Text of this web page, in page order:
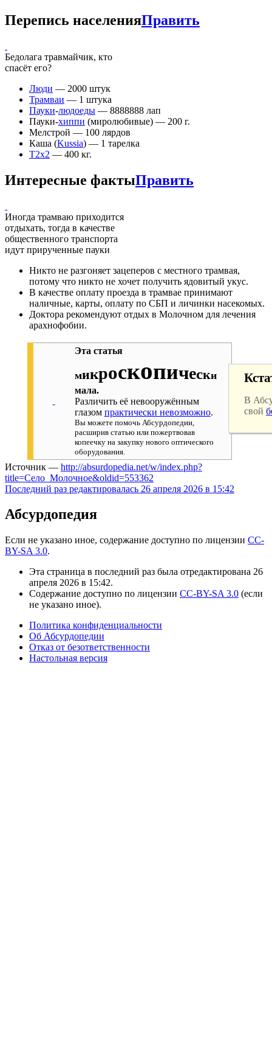
Перепись населенияПравить
Бедолага травмайчик, кто
спасёт его?
Люди — 2000 штук
Трамваи — 1 штука
Пауки-людоеды — 8888888 лап
Пауки-хиппи (миролюбивые) — 200 г.
Мелстрой — 100 лярдов
Каша (Kussia) — 1 тарелка
T2x2 — 400 кг.
Интересные фактыПравить
Иногда трамваю приходится
отдыхать, тогда в качестве
общественного транспорта
идут прирученные пауки
Никто не разгоняет зацеперов с местного трамвая,
потому что никто не хочет получить ядовитый укус.
В качестве оплату проезда в трамвае принимают
наличные, карты, оплату по СБП и личинки насекомых.
Доктора рекомендуют отдых в Молочном для лечения
арахнофобии.
Эта статья
микроскопически
мала.
Различить её невооружённым
глазом практически невозможно.
Вы можете помочь Абсурдопедии,
расширив статью или пожертвовав
копеечку на закупку нового оптического
оборудования.
В
свой
Источник — http://absurdopedia.net/w/index.php?
title=Село_Молочное&oldid=553362
Последний раз редактировалась 26 апреля 2026 в 15:42
Абсурдопедия
Если не указано иное, содержание доступно по лицензии CC-
BY-SA 3.0.
Эта страница в последний раз была отредактирована 26
апреля 2026 в 15:42.
Содержание доступно по лицензии CC-BY-SA 3.0 (если
не указано иное).
Политика конфиденциальности
Об Абсурдопедии
Отказ от безответственности
Настольная версия